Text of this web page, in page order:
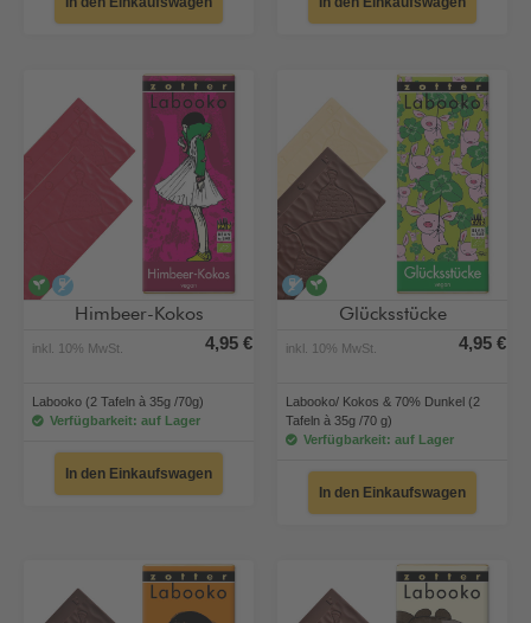
veganalkoholfrei
Himbeer-Kokos
inkl. 10% MwSt. 4,95 €
Labooko (2 Tafeln à 35g /70g)
Verfügbarkeit: auf Lager
In den Einkaufswagen
alkoholfrei
Glücksstücke
inkl. 10% MwSt. 4,95 €
Labooko/ Kokos & 70% Dunkel (2
Tafeln à 35g /70 g)
Verfügbarkeit: auf Lager
In den Einkaufswagen